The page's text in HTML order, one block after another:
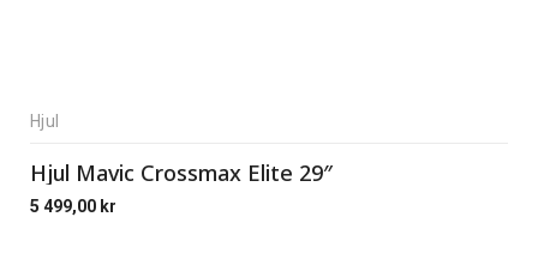
Hjul
Hjul Mavic Crossmax Elite 29″
5 499,00 kr